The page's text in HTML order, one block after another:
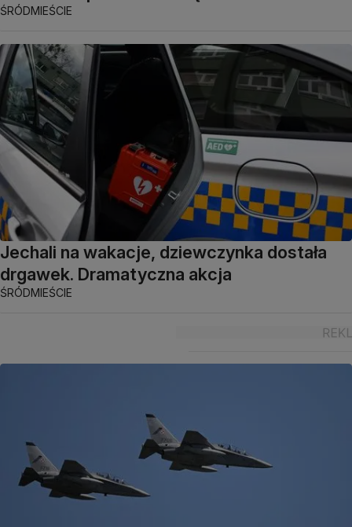
ŚRÓDMIEŚCIE
Jechali na wakacje, dziewczynka dostała
drgawek. Dramatyczna akcja
ŚRÓDMIEŚCIE